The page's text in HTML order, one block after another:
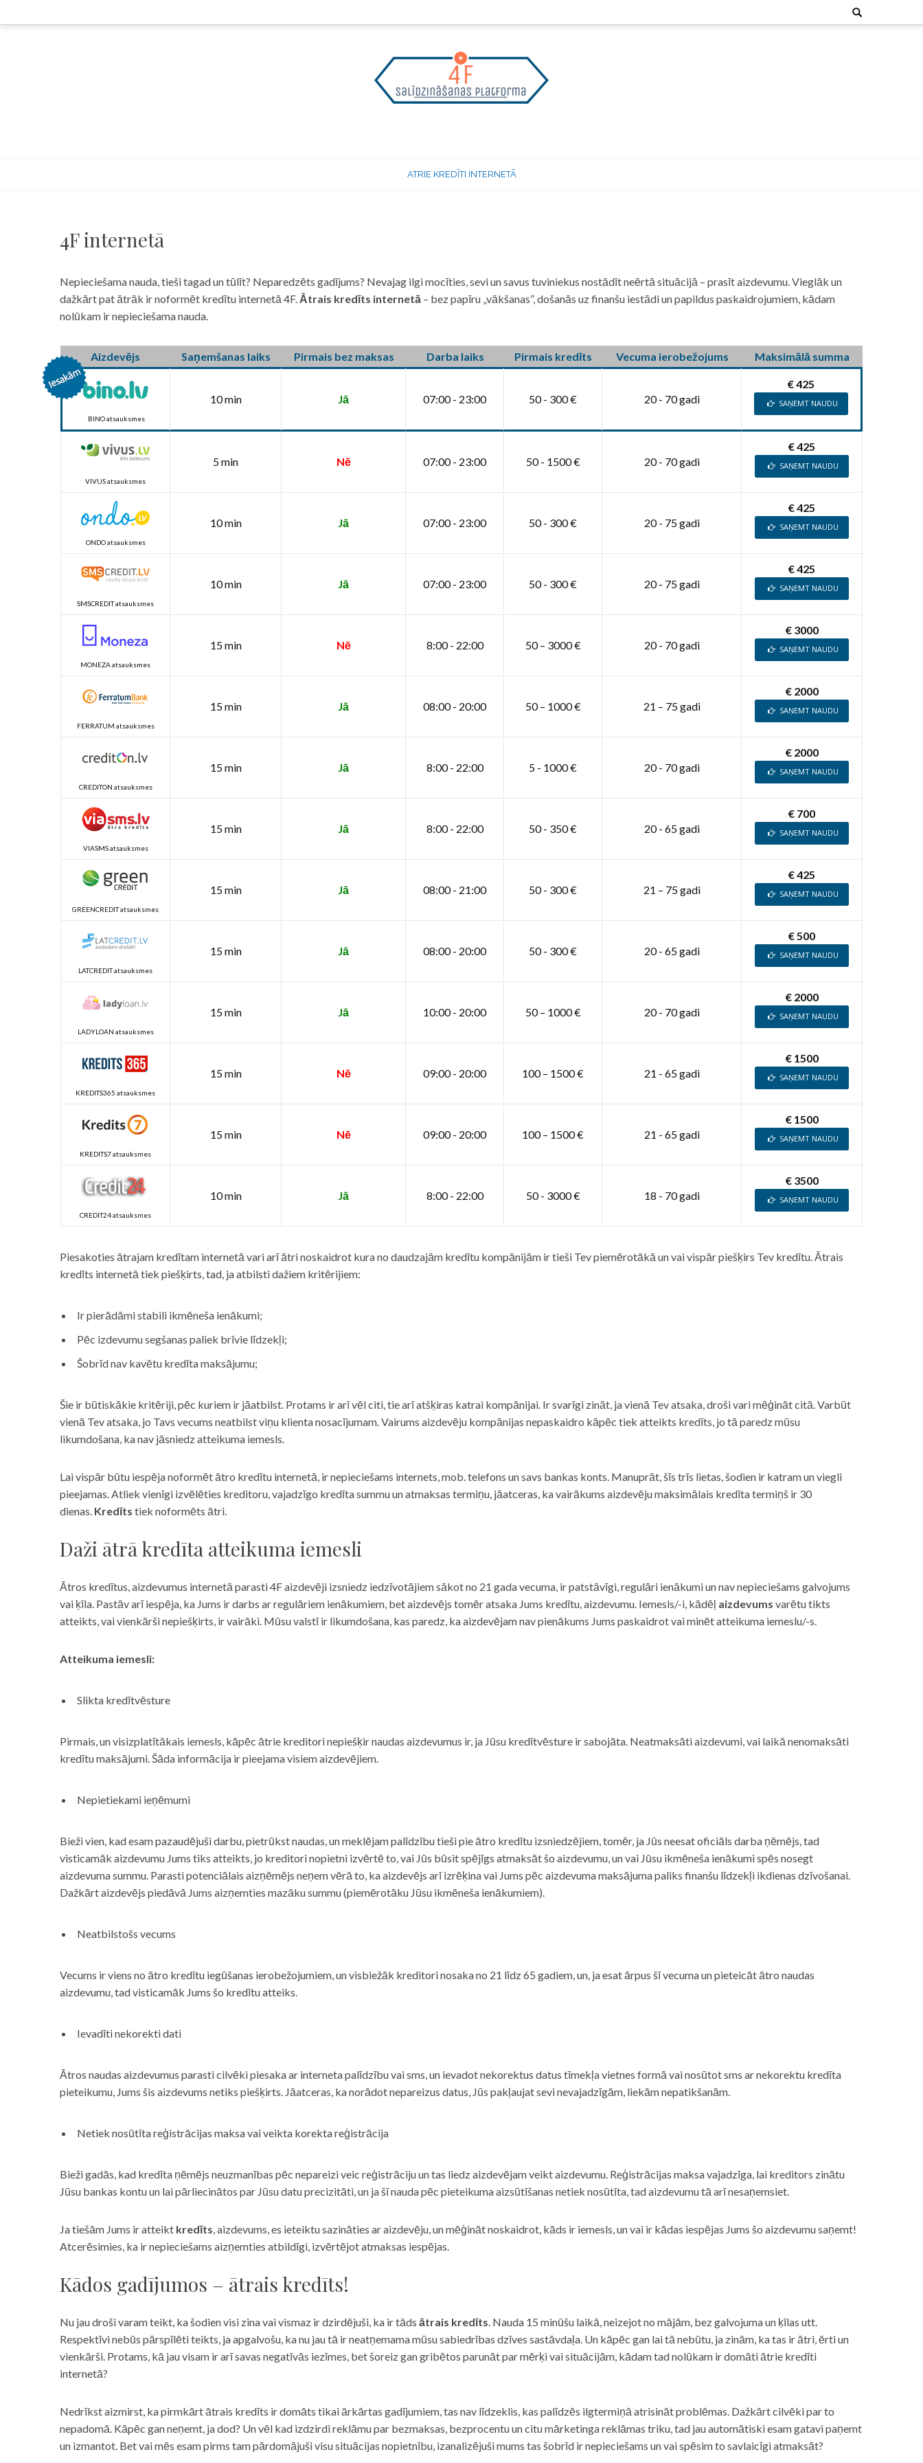
to
Search
for:
ATRIE KREDĪTI INTERNETĀ
4F internetā
Nepieciešama nauda, tieši tagad un tūlīt? Neparedzēts gadījums? Nevajag ilgi mocīties, sevi un savus tuviniekus nostādīt neērtā situācijā – prasīt aizdevumu. Vieglāk un
dažkārt pat ātrāk ir noformēt kredītu internetā 4F. Ātrais kredīts internetā – bez papīru „vākšanas”, došanās uz finanšu iestādi un papildus paskaidrojumiem, kādam
nolūkam ir nepieciešama nauda.
Aizdevējs Saņemšanas laiks Pirmais bez maksas Darba laiks Pirmais kredīts Vecuma ierobežojums Maksimālā summa
BINO atsauksmes
10 min Jā 07:00 - 23:00 50 - 300 € 20 - 70 gadi
€ 425
SAŅEMT NAUDU
VIVUS atsauksmes
5 min Nē 07:00 - 23:00 50 - 1500 € 20 - 70 gadi
€ 425
SAŅEMT NAUDU
ONDO atsauksmes
10 min Jā 07:00 - 23:00 50 - 300 € 20 - 75 gadi
€ 425
SAŅEMT NAUDU
SMSCREDIT atsauksmes
10 min Jā 07:00 - 23:00 50 - 300 € 20 - 75 gadi
€ 425
SAŅEMT NAUDU
MONEZA atsauksmes
15 min Nē 8:00 - 22:00 50 – 3000 € 20 - 70 gadi
€ 3000
SAŅEMT NAUDU
FERRATUM atsauksmes
15 min Jā 08:00 - 20:00 50 – 1000 € 21 – 75 gadi
€ 2000
SAŅEMT NAUDU
CREDITON atsauksmes
15 min Jā 8:00 - 22:00 5 - 1000 € 20 - 70 gadi
€ 2000
SAŅEMT NAUDU
VIASMS atsauksmes
15 min Jā 8:00 - 22:00 50 - 350 € 20 - 65 gadi
€ 700
SAŅEMT NAUDU
GREENCREDIT atsauksmes
15 min Jā 08:00 - 21:00 50 - 300 € 21 – 75 gadi
€ 425
SAŅEMT NAUDU
LATCREDIT atsauksmes
15 min Jā 08:00 - 20:00 50 - 300 € 20 - 65 gadi
€ 500
SAŅEMT NAUDU
LADYLOAN atsauksmes
15 min Jā 10:00 - 20:00 50 – 1000 € 20 - 70 gadi
€ 2000
SAŅEMT NAUDU
KREDITS365 atsauksmes
15 min Nē 09:00 - 20:00 100 – 1500 € 21 - 65 gadi
€ 1500
SAŅEMT NAUDU
KREDITS7 atsauksmes
15 min Nē 09:00 - 20:00 100 – 1500 € 21 - 65 gadi
€ 1500
SAŅEMT NAUDU
CREDIT24 atsauksmes
10 min Jā 8:00 - 22:00 50 - 3000 € 18 - 70 gadi
€ 3500
SAŅEMT NAUDU
Piesakoties ātrajam kredītam internetā vari arī ātri noskaidrot kura no daudzajām kredītu kompānijām ir tieši Tev piemērotākā un vai vispār piešķirs Tev kredītu. Ātrais
kredīts internetā tiek piešķirts, tad, ja atbilsti dažiem kritērijiem:
Ir pierādāmi stabili ikmēneša ienākumi;
Pēc izdevumu segšanas paliek brīvie līdzekļi;
Šobrīd nav kavētu kredīta maksājumu;
Šie ir būtiskākie kritēriji, pēc kuriem ir jāatbilst. Protams ir arī vēl citi, tie arī atšķiras katrai kompānijai. Ir svarīgi zināt, ja vienā Tev atsaka, droši vari mēģināt citā. Varbūt
vienā Tev atsaka, jo Tavs vecums neatbilst viņu klienta nosacījumam. Vairums aizdevēju kompānijas nepaskaidro kāpēc tiek atteikts kredīts, jo tā paredz mūsu
likumdošana, ka nav jāsniedz atteikuma iemesls.
Lai vispār būtu iespēja noformēt ātro kredītu internetā, ir nepieciešams internets, mob. telefons un savs bankas konts. Manuprāt, šīs trīs lietas, šodien ir katram un viegli
pieejamas. Atliek vienīgi izvēlēties kreditoru, vajadzīgo kredīta summu un atmaksas termiņu, jāatceras, ka vairākums aizdevēju maksimālais kredīta termiņš ir 30
dienas. Kredīts tiek noformēts ātri.
Daži ātrā kredīta atteikuma iemesli
Ātros kredītus, aizdevumus internetā parasti 4F aizdevēji izsniedz iedzīvotājiem sākot no 21 gada vecuma, ir patstāvīgi, regulāri ienākumi un nav nepieciešams galvojums
vai ķīla. Pastāv arī iespēja, ka Jums ir darbs ar regulāriem ienākumiem, bet aizdevējs tomēr atsaka Jums kredītu, aizdevumu. Iemesls/-i, kādēļ aizdevums varētu tikts
atteikts, vai vienkārši nepiešķirts, ir vairāki. Mūsu valstī ir likumdošana, kas paredz, ka aizdevējam nav pienākums Jums paskaidrot vai minēt atteikuma iemeslu/-s.
Atteikuma iemesli:
Slikta kredītvēsture
Pirmais, un visizplatītākais iemesls, kāpēc ātrie kreditori nepiešķir naudas aizdevumus ir, ja Jūsu kredītvēsture ir sabojāta. Neatmaksāti aizdevumi, vai laikā nenomaksāti
kredītu maksājumi. Šāda informācija ir pieejama visiem aizdevējiem.
Nepietiekami ieņēmumi
Bieži vien, kad esam pazaudējuši darbu, pietrūkst naudas, un meklējam palīdzību tieši pie ātro kredītu izsniedzējiem, tomēr, ja Jūs neesat oficiāls darba ņēmējs, tad
visticamāk aizdevumu Jums tiks atteikts, jo kreditori nopietni izvērtē to, vai Jūs būsit spējīgs atmaksāt šo aizdevumu, un vai Jūsu ikmēneša ienākumi spēs nosegt
aizdevuma summu. Parasti potenciālais aizņēmējs neņem vērā to, ka aizdevējs arī izrēķina vai Jums pēc aizdevuma maksājuma paliks finanšu līdzekļi ikdienas dzīvošanai.
Dažkārt aizdevējs piedāvā Jums aizņemties mazāku summu (piemērotāku Jūsu ikmēneša ienākumiem).
Neatbilstošs vecums
Vecums ir viens no ātro kredītu iegūšanas ierobežojumiem, un visbiežāk kreditori nosaka no 21 līdz 65 gadiem, un, ja esat ārpus šī vecuma un pieteicāt ātro naudas
aizdevumu, tad visticamāk Jums šo kredītu atteiks.
Ievadīti nekorekti dati
Ātros naudas aizdevumus parasti cilvēki piesaka ar interneta palīdzību vai sms, un ievadot nekorektus datus tīmekļa vietnes formā vai nosūtot sms ar nekorektu kredīta
pieteikumu, Jums šis aizdevums netiks piešķirts. Jāatceras, ka norādot nepareizus datus, Jūs pakļaujat sevi nevajadzīgām, liekām nepatikšanām.
Netiek nosūtīta reģistrācijas maksa vai veikta korekta reģistrācija
Bieži gadās, kad kredīta ņēmējs neuzmanības pēc nepareizi veic reģistrāciju un tas liedz aizdevējam veikt aizdevumu. Reģistrācijas maksa vajadzīga, lai kreditors zinātu
Jūsu bankas kontu un lai pārliecinātos par Jūsu datu precizitāti, un ja šī nauda pēc pieteikuma aizsūtīšanas netiek nosūtīta, tad aizdevumu tā arī nesaņemsiet.
Ja tiešām Jums ir atteikt kredīts, aizdevums, es ieteiktu sazināties ar aizdevēju, un mēģināt noskaidrot, kāds ir iemesls, un vai ir kādas iespējas Jums šo aizdevumu saņemt!
Atcerēsimies, ka ir nepieciešams aizņemties atbildīgi, izvērtējot atmaksas iespējas.
Kādos gadījumos – ātrais kredīts!
Nu jau droši varam teikt, ka šodien visi zina vai vismaz ir dzirdējuši, ka ir tāds ātrais kredīts. Nauda 15 minūšu laikā, neizejot no mājām, bez galvojuma un ķīlas utt.
Respektīvi nebūs pārspīlēti teikts, ja apgalvošu, ka nu jau tā ir neatņemama mūsu sabiedrības dzīves sastāvdaļa. Un kāpēc gan lai tā nebūtu, ja zinām, ka tas ir ātri, ērti un
vienkārši. Protams, kā jau visam ir arī savas negatīvās iezīmes, bet šoreiz gan gribētos parunāt par mērķi vai situācijām, kādam tad nolūkam ir domāti ātrie kredīti
internetā?
Nedrīkst aizmirst, ka pirmkārt ātrais kredīts ir domāts tikai ārkārtas gadījumiem, tas nav līdzeklis, kas palīdzēs ilgtermiņā atrisināt problēmas. Dažkārt cilvēki par to
nepadomā. Kāpēc gan neņemt, ja dod? Un vēl kad izdzirdi reklāmu par bezmaksas, bezprocentu un citu mārketinga reklāmas triku, tad jau automātiski esam gatavi paņemt
un izmantot. Bet vai mēs esam pirms tam pārdomājuši visu situācijas nopietnību, izanalizējuši mums tas šobrīd ir nepieciešams un vai spēsim to savlaicīgi atmaksāt?